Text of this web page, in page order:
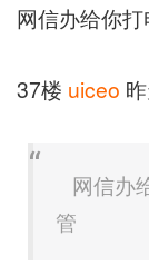
网信办给你
37楼 uiceo
网信办
管